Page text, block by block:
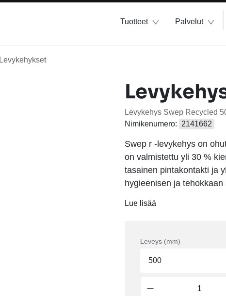
Tuotteet Palvelut
Levykehykset
Levykehys Swep Recycled
Nimikenumero:
2141662
Swep r -levykehys on
on valmistettu yli 30 %
tasainen pintakontakti ja
hygieenisen ja tehokkaan
Lue lisää
Leveys (mm)
500